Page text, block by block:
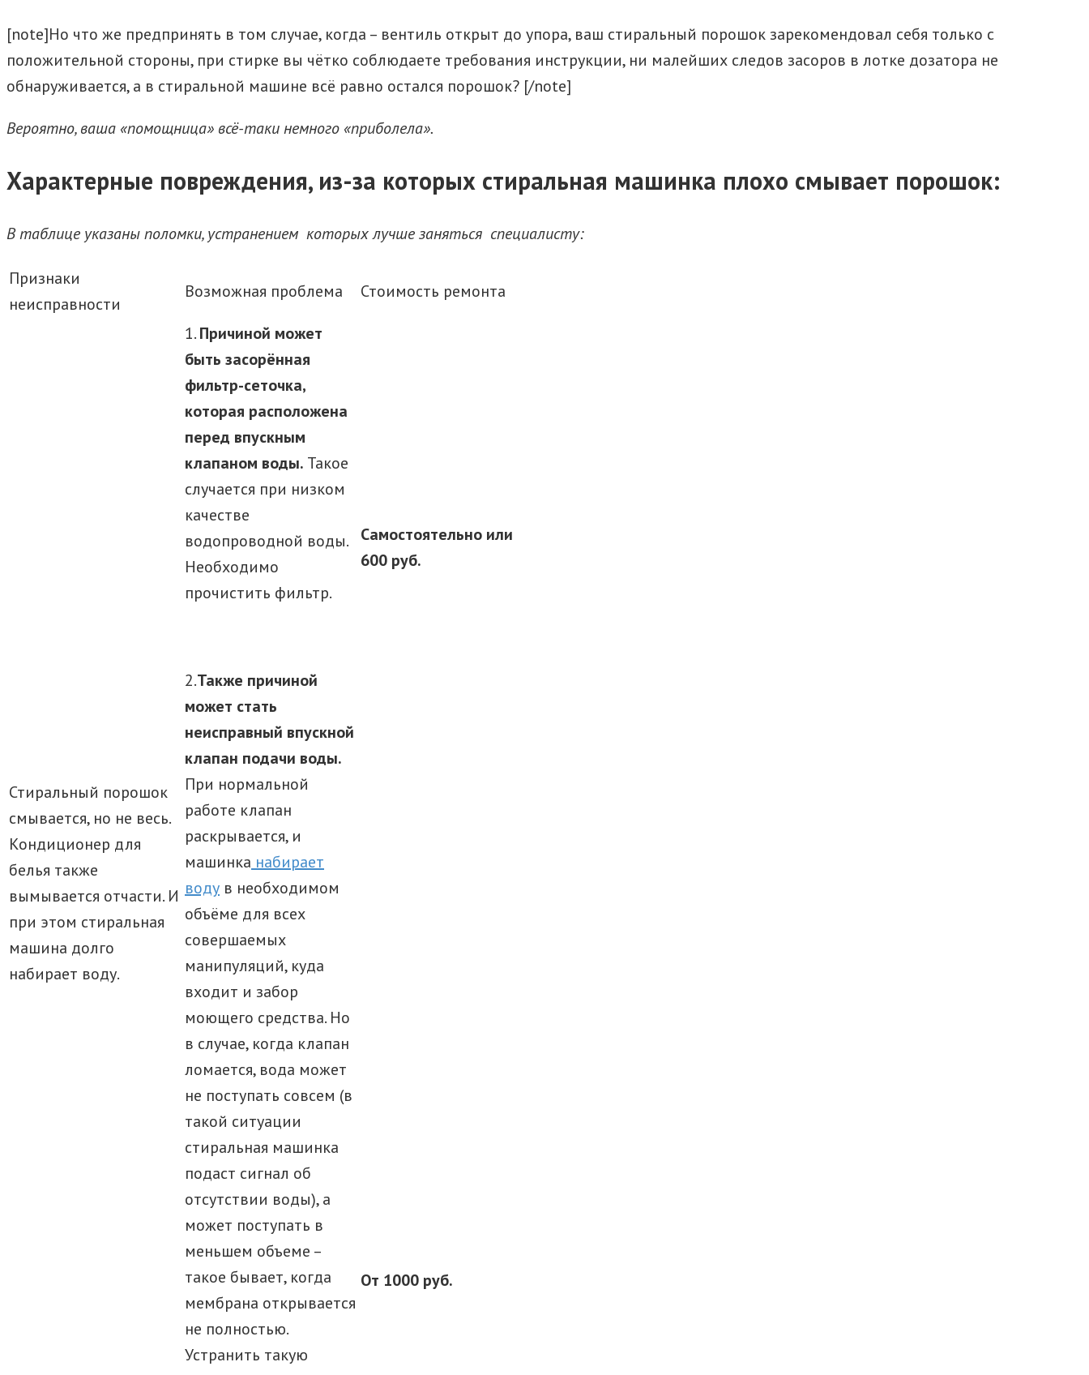
[note]Но что же предпринять в том случае, когда – вентиль открыт до упора, ваш стиральный порошок зарекомендовал себя только с
положительной стороны, при стирке вы чётко соблюдаете требования инструкции, ни малейших следов засоров в лотке дозатора не
обнаруживается, а в стиральной машине всё равно остался порошок? [/note]
Вероятно, ваша «помощница» всё-таки немного «приболела».
Характерные повреждения, из-за которых стиральная машинка плохо смывает порошок:
В таблице указаны поломки, устранением которых лучше заняться специалисту:
Признаки
неисправности
Возможная проблема Стоимость ремонта
Стиральный порошок
смывается, но не весь.
Кондиционер для
белья также
вымывается отчасти. И
при этом стиральная
машина долго
набирает воду.
1.Причиной может
быть засорённая
фильтр-сеточка,
которая расположена
перед впускным
клапаном воды. Такое
случается при низком
качестве
водопроводной воды.
Необходимо
прочистить фильтр.
Самостоятельно или
600 руб.
2.Также причиной
может стать
неисправный впускной
клапан подачи воды.
При нормальной
работе клапан
раскрывается, и
машинка набирает
воду в необходимом
объёме для всех
совершаемых
манипуляций, куда
входит и забор
моющего средства. Но
в случае, когда клапан
ломается, вода может
не поступать совсем (в
такой ситуации
стиральная машинка
подаст сигнал об
отсутствии воды), а
может поступать в
меньшем объеме –
такое бывает, когда
мембрана открывается
не полностью.
Устранить такую
От 1000 руб.